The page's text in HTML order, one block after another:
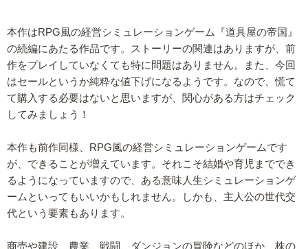
本作はRPG風の経営シミュレーションゲーム『道具屋の帝国』
の続編にあたる作品です。ストーリーの関連はありますが、前
作をプレイしていなくても特に問題はありません。また、今回
はセールというか純粋な値下げになるようです。なので、慌て
て購入する必要はないと思いますが、関心がある方はチェック
してみましょう！
本作も前作同様、RPG風の経営シミュレーションゲームです
が、できることが増えています。それこそ結婚や育児まででき
るようになっていますので、ある意味人生シミュレーションゲ
ームといってもいいかもしれません。しかも、主人公の世代交
代という要素もあります。
商売や建設、農業、戦闘、ダンジョンの冒険などのほか、株の